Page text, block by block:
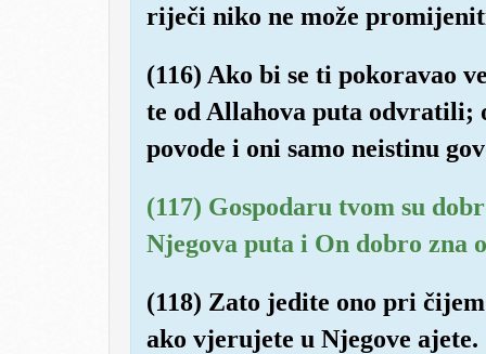
riječi niko ne može
(116) Ako bi se ti pokoravao
te od Allahova puta odvratili;
povode i oni samo neistinu
(117) Gospodaru tvom su
Njegova puta i On dobro zna
(118) Zato jedite ono pri
ako vjerujete u Njegove ajete.